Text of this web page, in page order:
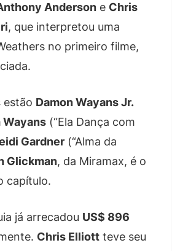
Anderson e Chris
, que interpretou uma
no primeiro filme,
estão Damon Wayans Jr.
Wayans (“Ela Dança com
Gardner (“Alma da
Glickman, da Miramax, é o
capítulo.
já arrecadou US$ 896
Chris Elliott teve seu